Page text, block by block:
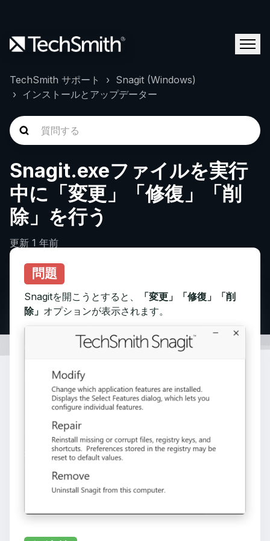
TechSmith サポート
Snagit (Windows)
インストールとアップデーター
Snagit.exeファイルを実行
中に「変更」「修復」「削
除」を行う
更新 1 年前
問題
Snagitを開こうとすると、
「変更」「修復」「削
除」 オプションが表示されます。